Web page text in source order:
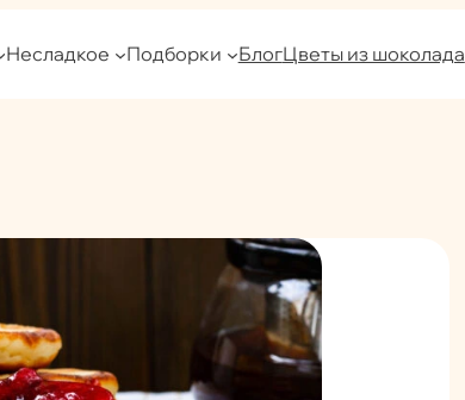
Несладкое Подборки БлогЦветы из шоколада